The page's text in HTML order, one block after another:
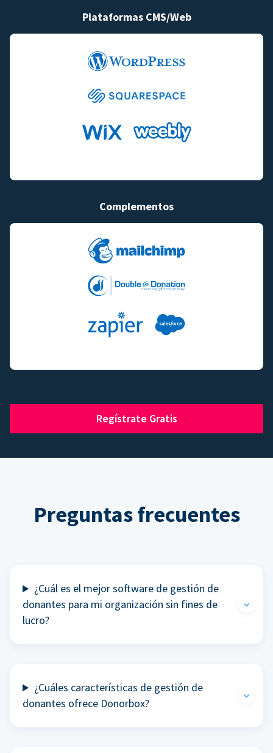
Plataformas CMS/Web
Complementos
Regístrate Gratis
Preguntas frecuentes
¿Cuál es el mejor software de gestión de
donantes para mi organización sin fines de
lucro?
¿Cuáles características de gestión de
donantes ofrece Donorbox?